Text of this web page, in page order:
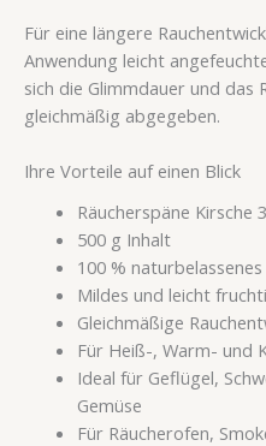
Für eine längere
Anwendung leicht
sich die Glimmdauer und das
gleichmäßig abgegeben.
Ihre Vorteile auf einen Blick
Räucherspäne Kirsche
500 g Inhalt
100 %
Mildes und leicht
Gleichmäßige
Für Heiß-, Warm- und
Ideal für Geflügel,
Gemüse
Für Räucherofen,